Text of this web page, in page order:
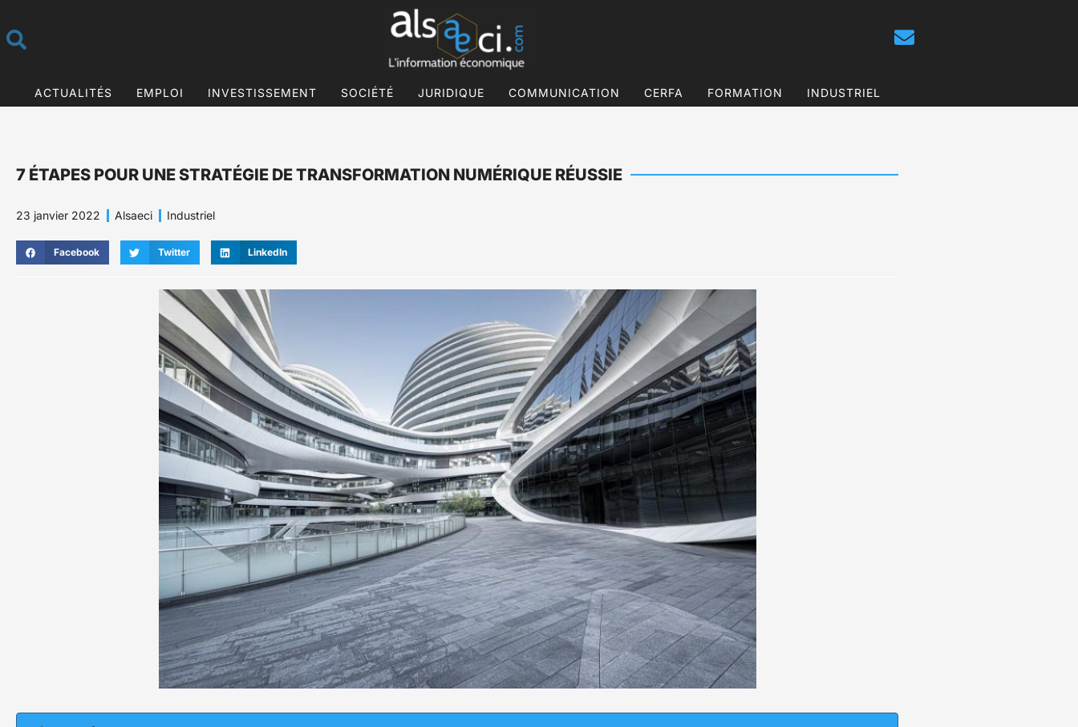
ACTUALITÉS EMPLOI INVESTISSEMENT SOCIÉTÉ JURIDIQUE COMMUNICATION CERFA FORMATION INDUSTRIEL
7 ÉTAPES POUR UNE STRATÉGIE DE TRANSFORMATION NUMÉRIQUE RÉUSSIE
23 janvier 2022 Alsaeci Industriel
Facebook Twitter LinkedIn